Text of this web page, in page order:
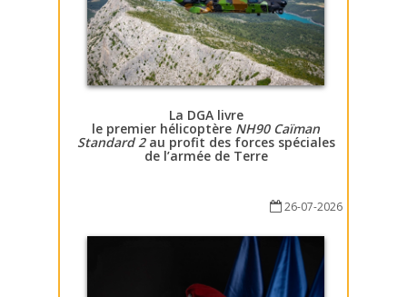
La DGA livre
le premier hélicoptère NH90 Caïman
Standard 2au profit des forces spéciales
de l’armée de Terre
26-07-2026